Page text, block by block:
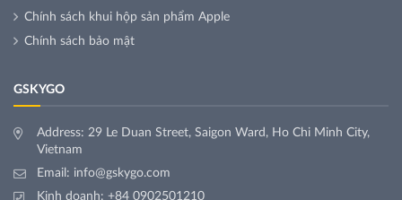
Chính sách khui hộp sản phẩm Apple
Chính sách bảo mật
GSKYGO
Address: 29 Le Duan Street, Saigon Ward, Ho Chi Minh City,
Vietnam
Email: info@gskygo.com
Kinh doanh: +84 0902501210